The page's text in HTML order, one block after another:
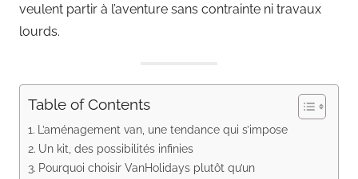
veulent partir à l’aventure sans contrainte ni travaux
lourds.
Table of Contents
L’aménagement van, une tendance qui s’impose
Un kit, des possibilités infinies
Pourquoi choisir VanHolidays plutôt qu’un